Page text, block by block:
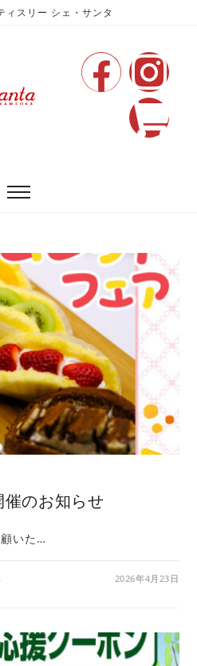
ィスリー シェ・サンタ
のお知らせ
いた…
2026年4月23日